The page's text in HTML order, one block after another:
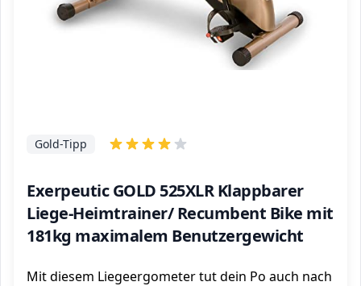
Exerpeutic GOLD 525XLR Klappbarer
Liege-Heimtrainer/ Recumbent Bike mit
181kg maximalem Benutzergewicht
Gold-Tipp
Mit diesem Liegeergometer tut dein Po auch nach